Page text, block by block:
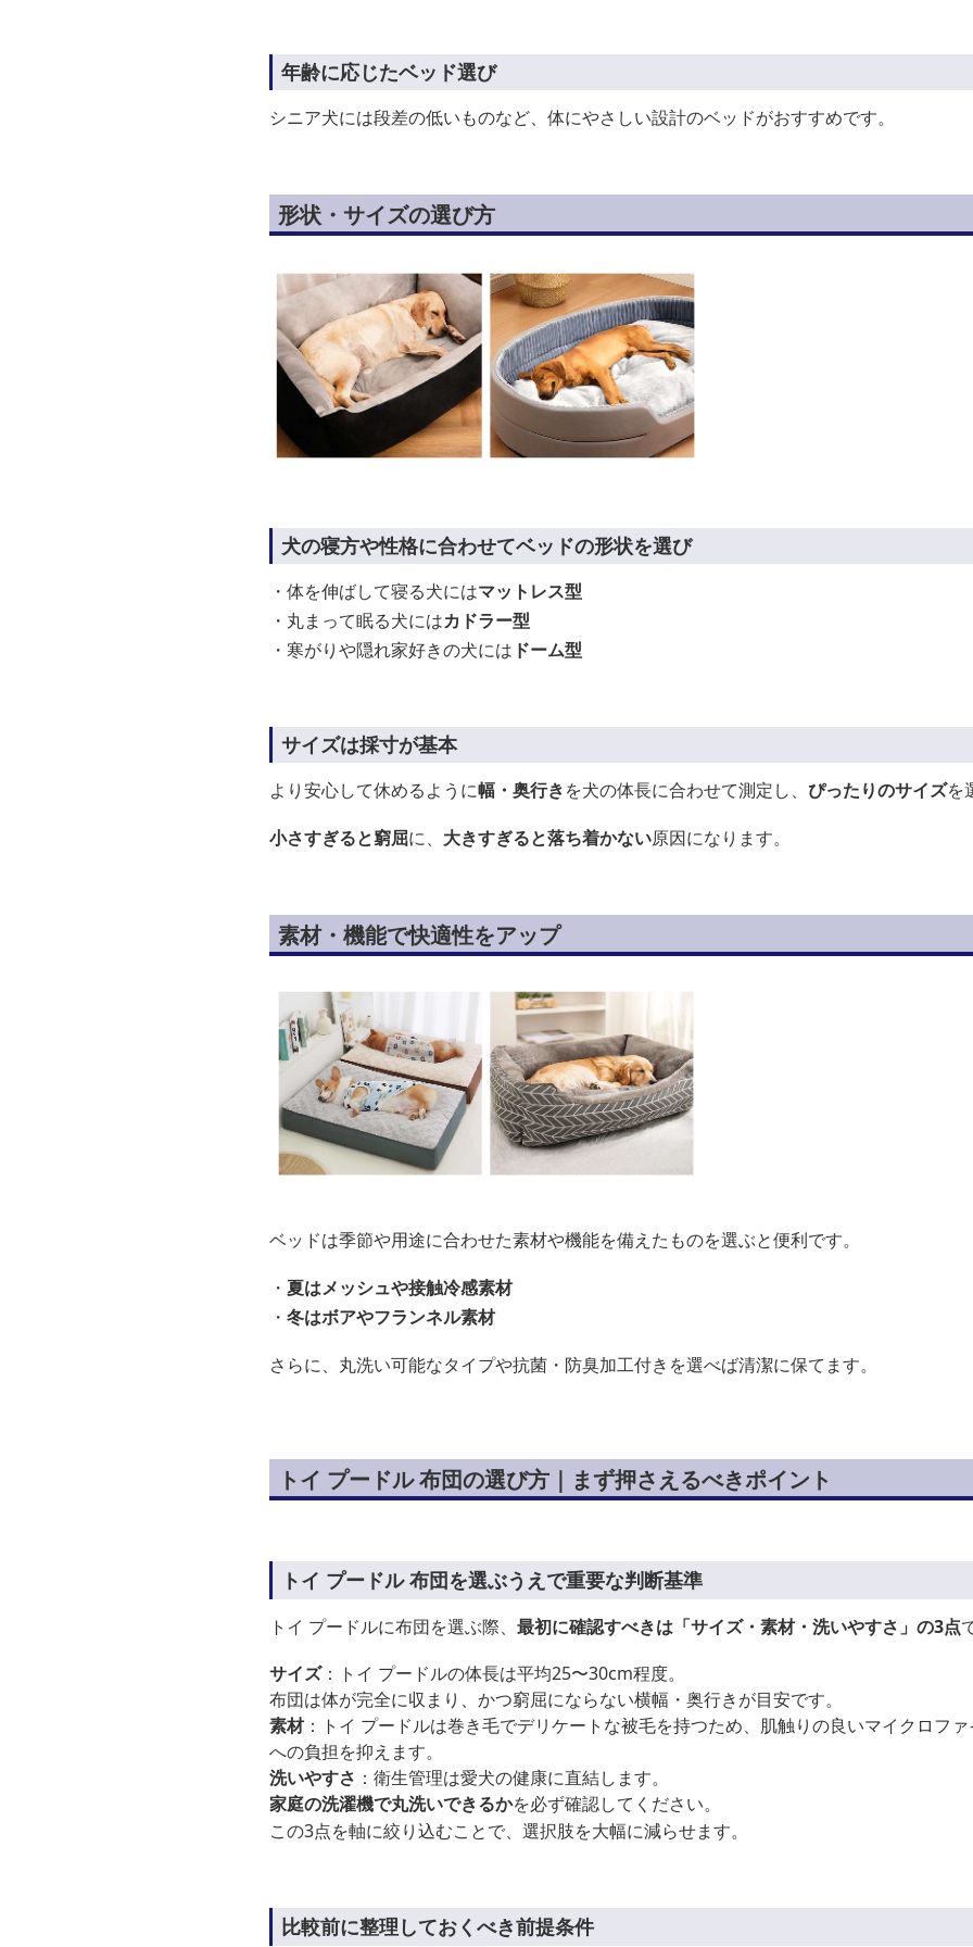
年齢に応じたベッド選び
シニア犬には段差の低いものなど、体にやさしい設計のベッドがおすすめです。
形状・サイズの選び方
犬の寝方や性格に合わせてベッドの形状を選び
・体を伸ばして寝る犬にはマットレス型
・丸まって眠る犬にはカドラー型
・寒がりや隠れ家好きの犬には ドーム型
サイズは採寸が基本
より安心して休めるように幅・奥行きを犬の体長に合わせて測定し、 ぴったりのサイズを
小さすぎると窮屈に、 大きすぎると落ち着かない原因になります。
素材・機能で快適性をアップ
ベッドは季節や用途に合わせた素材や機能を備えたものを選ぶと便利です。
・ 夏はメッシュや接触冷感素材
・ 冬はボアやフランネル素材
さらに、丸洗い可能なタイプや抗菌・防臭加工付きを選べば清潔に保てます。
トイ プードル 布団の選び方｜まず押さえるべきポイント
トイ プードル 布団を選ぶうえで重要な判断基準
トイ プードルに布団を選ぶ際、 最初に確認すべきは「サイズ・素材・洗いやすさ」の3点
サイズ：トイ プードルの体長は平均25〜30cm程度。
布団は体が完全に収まり、かつ窮屈にならない横幅・奥行きが目安です。
素材：トイ プードルは巻き毛でデリケートな被毛を持つため、肌触りの良いマイクロフ
への負担を抑えます。
洗いやすさ ：衛生管理は愛犬の健康に直結します。
家庭の洗濯機で丸洗いできるかを必ず確認してください。
この3点を軸に絞り込むことで、選択肢を大幅に減らせます。
比較前に整理しておくべき前提条件